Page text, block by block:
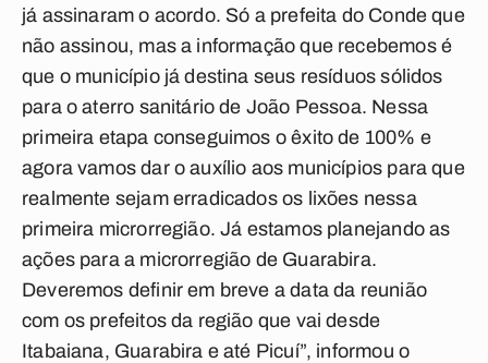
já assinaram o acordo. Só a prefeita do Conde que
não assinou, mas a informação que recebemos é
que o município já destina seus resíduos sólidos
para o aterro sanitário de João Pessoa. Nessa
primeira etapa conseguimos o êxito de 100% e
agora vamos dar o auxílio aos municípios para que
realmente sejam erradicados os lixões nessa
primeira microrregião. Já estamos planejando as
ações para a microrregião de Guarabira.
Deveremos definir em breve a data da reunião
com os prefeitos da região que vai desde
Itabaiana, Guarabira e até Picuí”, informou o